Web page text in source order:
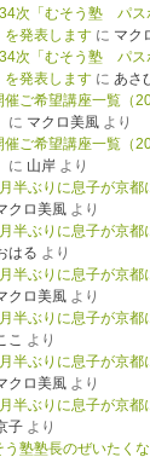
次「むそう塾 パス
を発表しますに マク
次「むそう塾 パス
を発表しますに あさ
催ご希望講座一覧（
に マクロ美風より
催ご希望講座一覧（
に 山岸より
半ぶりに息子が京都
クロ美風より
半ぶりに息子が京都
はる より
半ぶりに息子が京都
クロ美風より
半ぶりに息子が京都
こ より
半ぶりに息子が京都
クロ美風より
半ぶりに息子が京都
子より
う塾塾長のぜいたくな